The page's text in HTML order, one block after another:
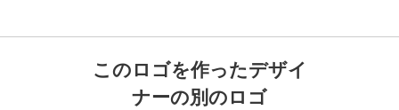
このロゴを作ったデザイ
ナーの別のロゴ